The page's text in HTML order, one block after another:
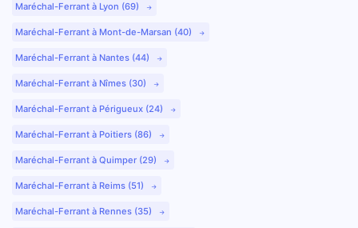
Maréchal-Ferrant à Lyon (69)
Maréchal-Ferrant à Mont-de-Marsan (40)
Maréchal-Ferrant à Nantes (44)
Maréchal-Ferrant à Nîmes (30)
Maréchal-Ferrant à Périgueux (24)
Maréchal-Ferrant à Poitiers (86)
Maréchal-Ferrant à Quimper (29)
Maréchal-Ferrant à Reims (51)
Maréchal-Ferrant à Rennes (35)